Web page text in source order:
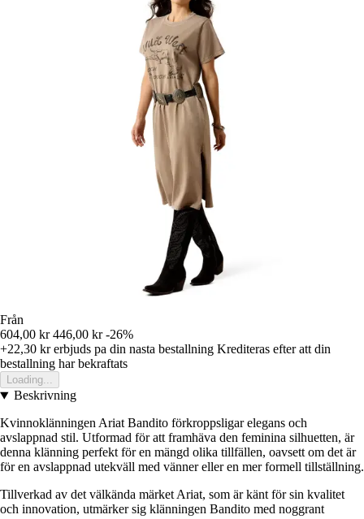
Från
604,00 kr 446,00 kr -26%
+22,30 krerbjuds pa din nasta bestallning Krediteras efter att din
bestallning har bekraftats
Loading...
Beskrivning
Kvinnoklänningen Ariat Bandito förkroppsligar elegans och
avslappnad stil. Utformad för att framhäva den feminina silhuetten, är
denna klänning perfekt för en mängd olika tillfällen, oavsett om det är
för en avslappnad utekväll med vänner eller en mer formell tillställning.
Tillverkad av det välkända märket Ariat, som är känt för sin kvalitet
och innovation, utmärker sig klänningen Bandito med noggrant